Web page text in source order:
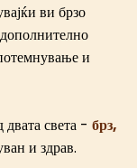
ви брзо
и
двата света - брз,
и здрав.